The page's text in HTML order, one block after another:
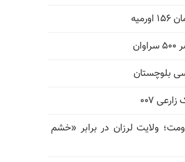
بلوچستان
۰۰۷
ولایت لرزان در برابر «خشم